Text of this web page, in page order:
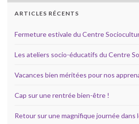
ARTICLES RÉCENTS
Fermeture estivale du Centre
Les ateliers socio-éducatifs du Centre
Vacances bien méritées pour nos
Cap sur une rentrée bien-être !
Retour sur une magnifique journée dans